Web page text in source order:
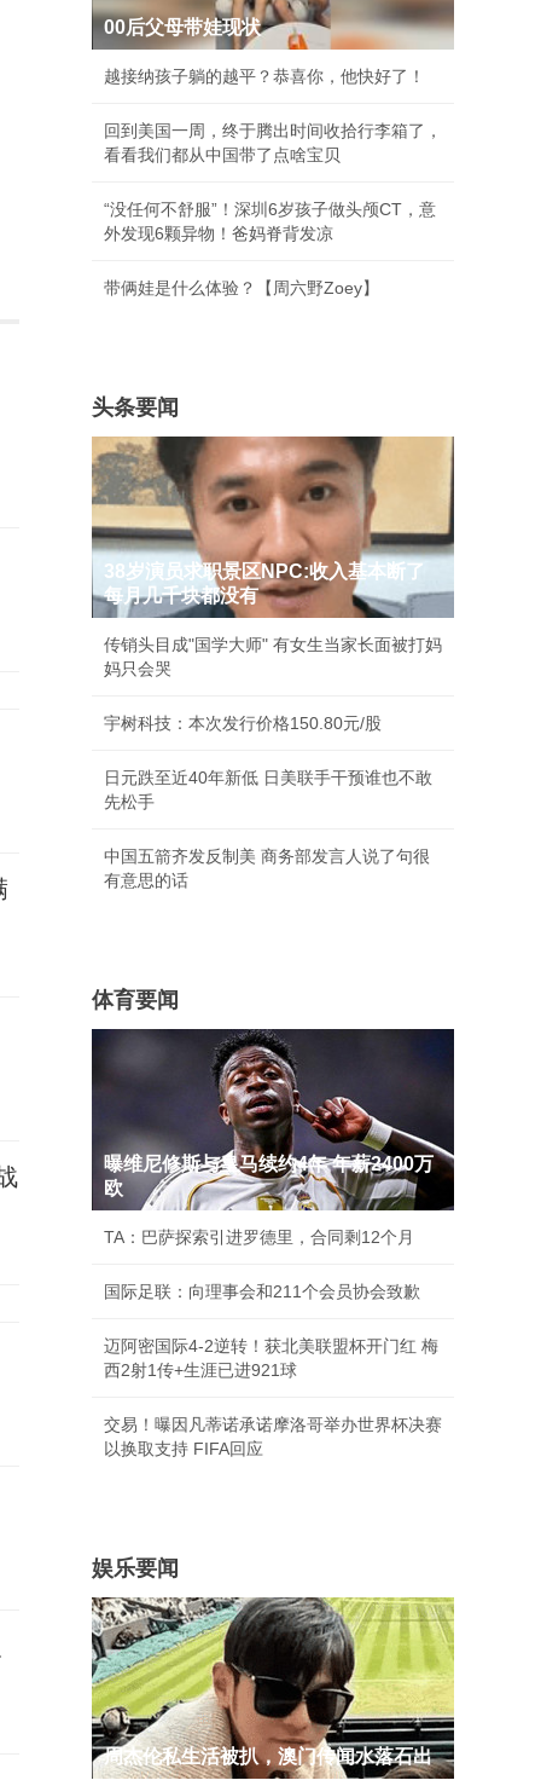
00后父母带娃现状
越接纳孩子躺的越平？恭喜你，他快好了！
回到美国一周，终于腾出时间收拾行李箱了，
看看我们都从中国带了点啥宝贝
“没任何不舒服”！深圳6岁孩子做头颅CT，意
外发现6颗异物！爸妈脊背发凉
带俩娃是什么体验？【周六野Zoey】
头条要闻
38岁演员求职景区NPC:收入基本断了
每月几千块都没有
传销头目成"国学大师" 有女生当家长面被打妈
妈只会哭
宇树科技：本次发行价格150.80元/股
日元跌至近40年新低 日美联手干预谁也不敢
先松手
中国五箭齐发反制美 商务部发言人说了句很
有意思的话
体育要闻
曝维尼修斯与皇马续约4年 年薪2400万
欧
TA：巴萨探索引进罗德里，合同剩12个月
国际足联：向理事会和211个会员协会致歉
迈阿密国际4-2逆转！获北美联盟杯开门红 梅
西2射1传+生涯已进921球
交易！曝因凡蒂诺承诺摩洛哥举办世界杯决赛
以换取支持 FIFA回应
娱乐要闻
周杰伦私生活被扒，澳门传闻水落石出